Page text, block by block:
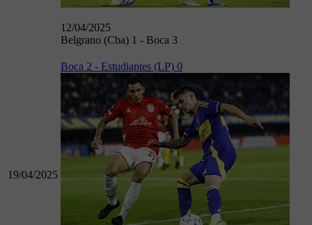
12/04/2025
Belgrano (Cba) 1 - Boca 3
19/04/2025
Boca 2 - Estudiantes (LP) 0